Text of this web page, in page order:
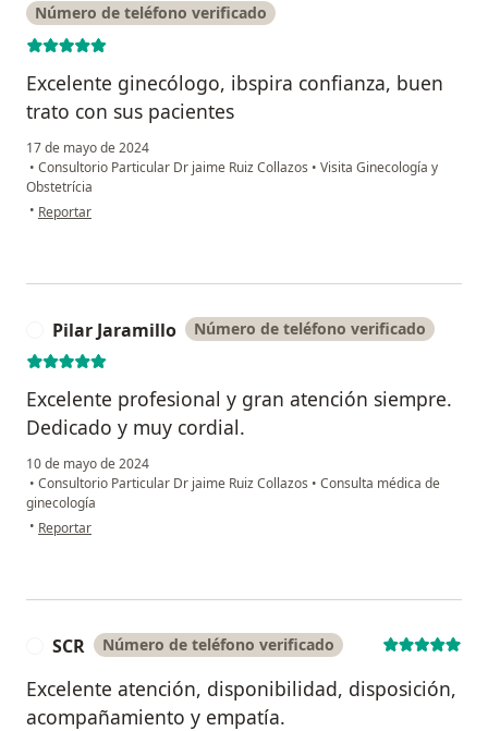
Número de teléfono verificado
Excelente ginecólogo, ibspira confianza, buen
trato con sus pacientes
17 de mayo de 2024
• Consultorio Particular Dr jaime Ruiz Collazos • Visita Ginecología y
Obstetrícia
• en opinión del usuario Margarita Arismendy
Reportar
Pilar Jaramillo Número de teléfono verificado
Excelente profesional y gran atención siempre.
Dedicado y muy cordial.
10 de mayo de 2024
• Consultorio Particular Dr jaime Ruiz Collazos • Consulta médica de
ginecología
• en opinión del usuario Pilar Jaramillo
Reportar
SCR Número de teléfono verificado
Excelente atención, disponibilidad, disposición,
acompañamiento y empatía.